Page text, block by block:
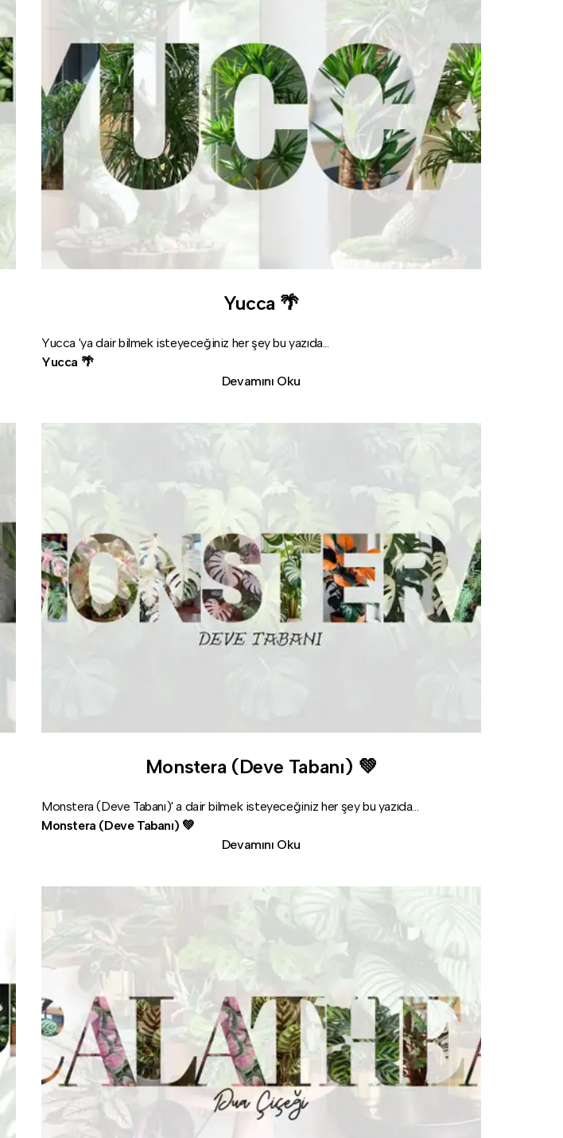
Yucca 🌴
Yucca 'ya dair bilmek isteyeceğiniz her şey bu yazıda...
Yucca 🌴
Devamını Oku
Monstera (Deve Tabanı) 💚
Monstera (Deve Tabanı)' a dair bilmek isteyeceğiniz her şey bu yazıda...
Monstera (Deve Tabanı) 💚
Devamını Oku